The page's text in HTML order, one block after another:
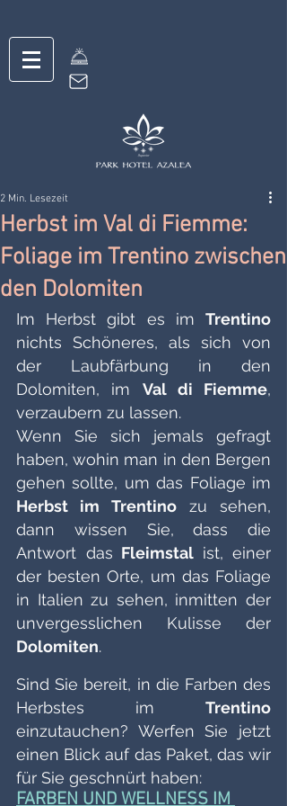
Herbst im Val di Fiemme:
Foliage im Trentino zwischen
den Dolomiten
2 Min. Lesezeit
Im Herbst gibt es im Trentino
nichts Schöneres, als sich von
der Laubfärbung in den
Dolomiten, im Val di Fiemme,
verzaubern zu lassen.
Wenn Sie sich jemals gefragt
haben, wohin man in den Bergen
Herbst im Trentino zu sehen,
dann wissen Sie, dass die
Antwort das Fleimstal ist, einer
der besten Orte, um das Foliage
in Italien zu sehen, inmitten der
Dolomiten.
Sind Sie bereit, in die Farben des
Herbstes im Trentino
einzutauchen? Werfen Sie jetzt
einen Blick auf das Paket, das wir
für Sie geschnürt haben:
FARBEN UND WELLNESS IM